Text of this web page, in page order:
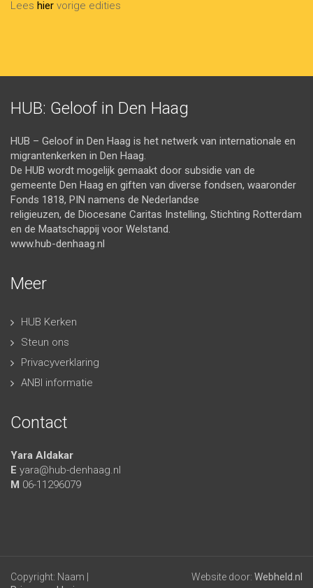
Lees hier vorige edities
HUB: Geloof in Den Haag
HUB – Geloof in Den Haag is het netwerk van internationale en
migrantenkerken in Den Haag.
De HUB wordt mogelijk gemaakt door subsidie van de
gemeente Den Haag en giften van diverse fondsen, waaronder
Fonds 1818, PIN namens de Nederlandse
religieuzen, de Diocesane Caritas Instelling, Stichting Rotterdam
en de Maatschappij voor Welstand.
www.hub-denhaag.nl
Meer
HUB Kerken
Steun ons
Privacyverklaring
ANBI informatie
Contact
Yara Aldakar
E yara@hub-denhaag.nl
M 06-11296079
Copyright: Naam |
Website door: Webheld.nl